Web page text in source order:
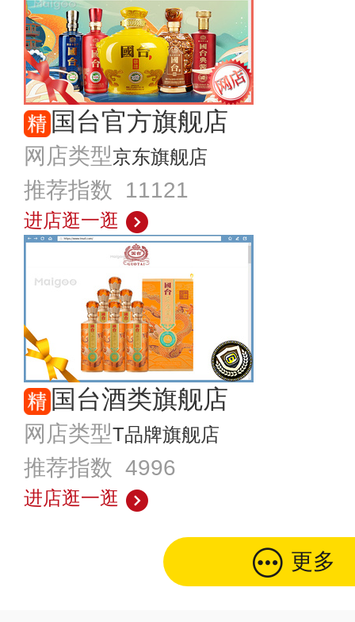
国台官方旗舰店
网店类型京东旗舰店
推荐指数 11121
进店逛一逛
国台酒类旗舰店
网店类型T品牌旗舰店
推荐指数 4996
进店逛一逛
更多